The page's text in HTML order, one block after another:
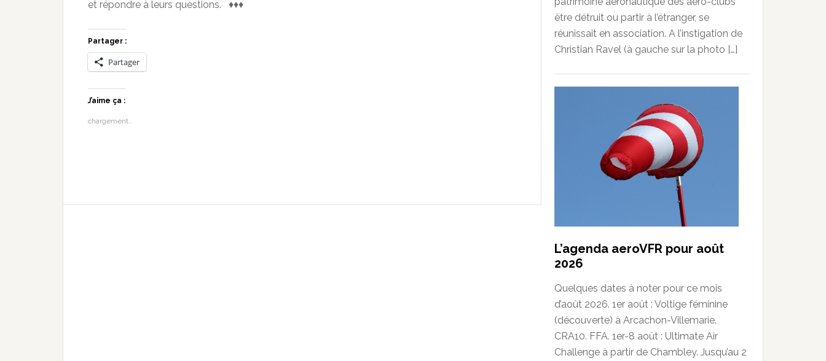
et répondre à leurs questions. ♦♦♦
Partager :
Partager
J’aime ça :
chargement…
être détruit ou partir à l’étranger, se
réunissait en association. A l’instigation de
Christian Ravel (à gauche sur la photo […]
L’agenda aeroVFR pour août
2026
Quelques dates à noter pour ce mois
d’août 2026. 1er août : Voltige féminine
(découverte) à Arcachon-Villemarie.
CRA10. FFA. 1er-8 août : Ultimate Air
Challenge à partir de Chambley. Jusqu’au 2